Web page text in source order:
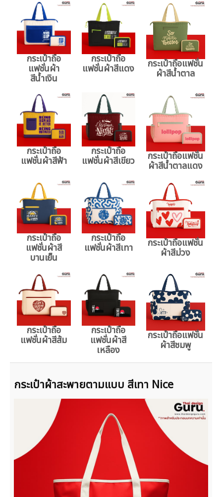
กระเป๋าถือ
แฟชั่นผ้า
สีน้ำเงิน
กระเป๋าถือ
แฟชั่นผ้าสีแดง กระเป๋าถือแฟชั่น
ผ้าสีน้ำตาล
กระเป๋าถือ
แฟชั่นผ้าสีฟ้า
กระเป๋าถือ
แฟชั่นผ้าสีเขียว กระเป๋าถือแฟชั่น
ผ้าสีน้ำตาลแดง
กระเป๋าถือ
แฟชั่นผ้าสี
บานเย็น
กระเป๋าถือ
แฟชั่นผ้าสีเทา กระเป๋าถือแฟชั่น
ผ้าสีม่วง
กระเป๋าถือ
แฟชั่นผ้าสีส้ม
กระเป๋าถือ
แฟชั่นผ้าสี
เหลือง
กระเป๋าถือแฟชั่น
ผ้าสีชมพู
กระเป๋าผ้าสะพายตามแบบ สีเทา Nice